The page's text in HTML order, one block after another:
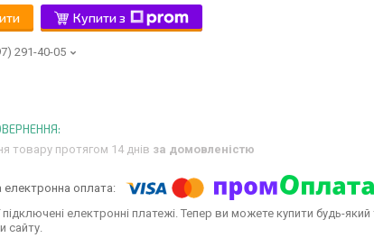
Купити з
291-40-05
товару протягом 14 днів за домовленістю
підключені електронні платежі. Тепер ви можете купити будь-
сайту.